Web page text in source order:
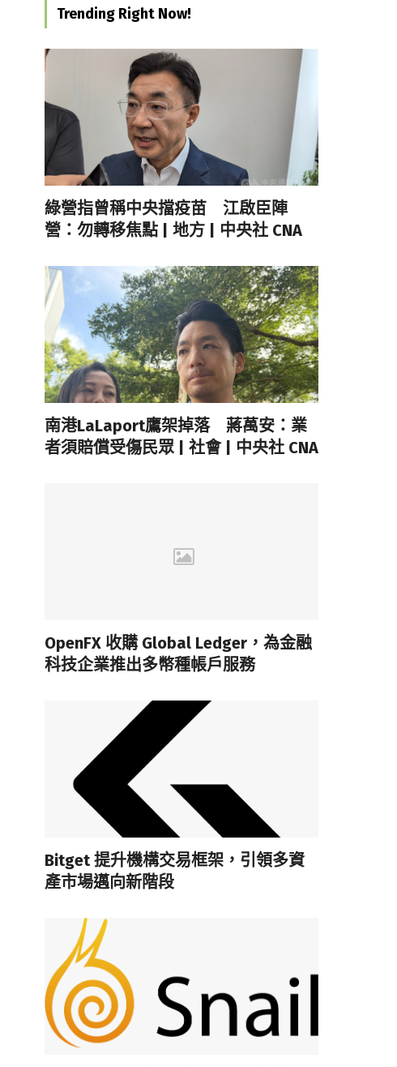
Trending Right Now!
綠營指曾稱中央擋疫苗 江啟臣陣
營：勿轉移焦點 | 地方 | 中央社 CNA
南港LaLaport鷹架掉落 蔣萬安：業
者須賠償受傷民眾 | 社會 | 中央社 CNA
OpenFX 收購 Global Ledger，為金融
科技企業推出多幣種帳戶服務
Bitget 提升機構交易框架，引領多資
產市場邁向新階段